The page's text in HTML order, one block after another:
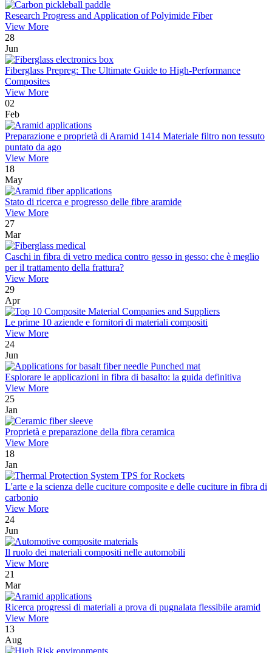
Research Progress and Application of Polyimide Fiber
View More
28
Jun
Fiberglass Prepreg: The Ultimate Guide to High-Performance
Composites
View More
02
Feb
Preparazione e proprietà di Aramid 1414 Materiale filtro non tessuto
puntato da ago
View More
18
May
Stato di ricerca e progresso delle fibre aramide
View More
27
Mar
Caschi in fibra di vetro medica contro gesso in gesso: che è meglio
per il trattamento della frattura?
View More
29
Apr
Le prime 10 aziende e fornitori di materiali compositi
View More
24
Jun
Esplorare le applicazioni in fibra di basalto: la guida definitiva
View More
25
Jan
Proprietà e preparazione della fibra ceramica
View More
18
Jan
L'arte e la scienza delle cuciture composite e delle cuciture in fibra di
carbonio
View More
24
Jun
Il ruolo dei materiali compositi nelle automobili
View More
21
Mar
Ricerca progressi di materiali a prova di pugnalata flessibile aramid
View More
13
Aug